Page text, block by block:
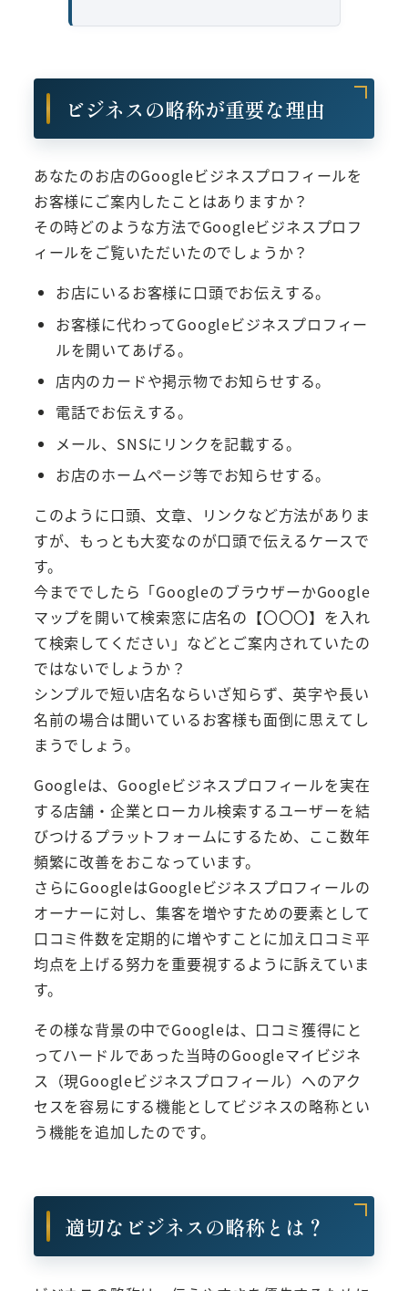
ビジネスの略称が重要な理由
あなたのお店のGoogleビジネスプロフィールを
お客様にご案内したことはありますか？
その時どのような方法でGoogleビジネスプロフ
ィールをご覧いただいたのでしょうか？
お店にいるお客様に口頭でお伝えする。
お客様に代わってGoogleビジネスプロフィー
ルを開いてあげる。
店内のカードや掲示物でお知らせする。
電話でお伝えする。
メール、SNSにリンクを記載する。
お店のホームページ等でお知らせする。
このように口頭、文章、リンクなど方法がありま
すが、もっとも大変なのが口頭で伝えるケースで
す。
今まででしたら「GoogleのブラウザーかGoogle
マップを開いて検索窓に店名の【〇〇〇】を入れ
て検索してください」などとご案内されていたの
ではないでしょうか？
シンプルで短い店名ならいざ知らず、英字や長い
名前の場合は聞いているお客様も面倒に思えてし
まうでしょう。
Googleは、Googleビジネスプロフィールを実在
する店舗・企業とローカル検索するユーザーを結
びつけるプラットフォームにするため、ここ数年
頻繁に改善をおこなっています。
さらにGoogleはGoogleビジネスプロフィールの
オーナーに対し、集客を増やすための要素として
口コミ件数を定期的に増やすことに加え口コミ平
均点を上げる努力を重要視するように訴えていま
す。
その様な背景の中でGoogleは、口コミ獲得にと
ってハードルであった当時のGoogleマイビジネ
ス（現Googleビジネスプロフィール）へのアク
セスを容易にする機能としてビジネスの略称とい
う機能を追加したのです。
適切なビジネスの略称とは？